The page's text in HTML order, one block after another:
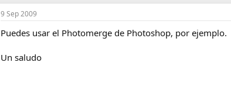
9 Sep 2009
Puedes usar el Photomerge de Photoshop, por ejemplo.
Un saludo